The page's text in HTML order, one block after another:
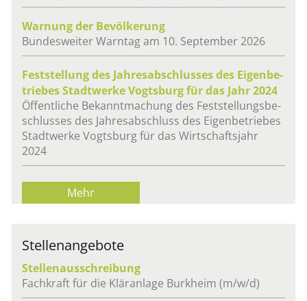
War­nung der Be­völ­ke­rung
Bun­des­wei­ter Warn­tag am 10. Sep­tem­ber 2026
Fest­stel­lung des Jah­res­ab­schlus­ses des Ei­gen­be­
trie­bes Stadt­wer­ke Vogts­burg für das Jahr 2024
Öf­fent­li­che Be­kannt­ma­chung des Fest­stel­lungs­be­
schlus­ses des Jah­res­ab­schluss des Ei­gen­be­trie­bes
Stadt­wer­ke Vogts­burg für das Wirt­schafts­jahr
2024
Mehr
Stel­len­an­ge­bo­te
Stel­len­aus­schrei­bung
Fach­kraft für die Klär­an­la­ge Burk­heim (m/w/d)